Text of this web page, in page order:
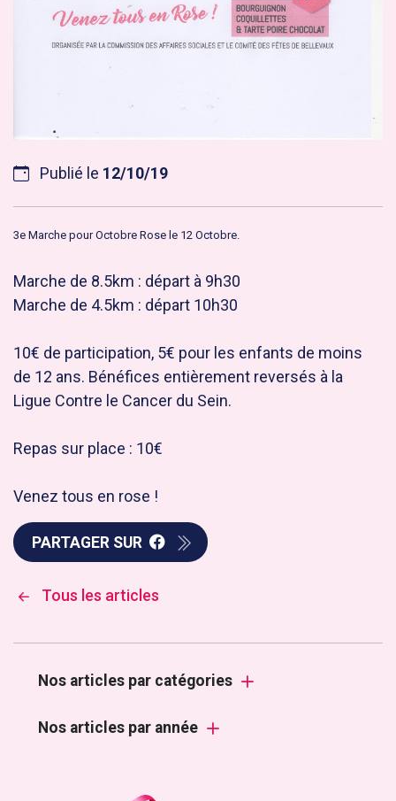
Publié le 12/10/19
3e Marche pour Octobre Rose le 12 Octobre.
Marche de 8.5km : départ à 9h30
Marche de 4.5km : départ 10h30
10€ de participation, 5€ pour les enfants de moins
de 12 ans. Bénéfices entièrement reversés à la
Ligue Contre le Cancer du Sein.
Repas sur place : 10€
Venez tous en rose !
PARTAGER SUR
Tous les articles
Nos articles par catégories
Nos articles par année